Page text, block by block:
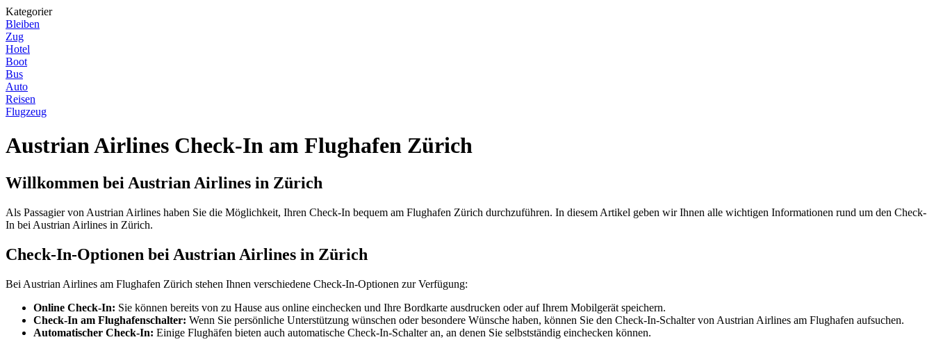
Kategorier
Bleiben
Zug
Hotel
Boot
Bus
Auto
Reisen
Flugzeug
Austrian Airlines Check-In am Flughafen Zürich
Willkommen bei Austrian Airlines in Zürich
Als Passagier von Austrian Airlines haben Sie die Möglichkeit, Ihren Check-In bequem am Flughafen Zürich durchzuführen. In diesem Artikel geben wir Ihnen alle wichtigen Informationen rund um den Check-
In bei Austrian Airlines in Zürich.
Check-In-Optionen bei Austrian Airlines in Zürich
Bei Austrian Airlines am Flughafen Zürich stehen Ihnen verschiedene Check-In-Optionen zur Verfügung:
Online Check-In: Sie können bereits von zu Hause aus online einchecken und Ihre Bordkarte ausdrucken oder auf Ihrem Mobilgerät speichern.
Check-In am Flughafenschalter: Wenn Sie persönliche Unterstützung wünschen oder besondere Wünsche haben, können Sie den Check-In-Schalter von Austrian Airlines am Flughafen aufsuchen.
Automatischer Check-In: Einige Flughäfen bieten auch automatische Check-In-Schalter an, an denen Sie selbstständig einchecken können.